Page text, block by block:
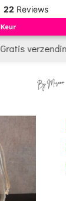
22 Reviews
Gratis